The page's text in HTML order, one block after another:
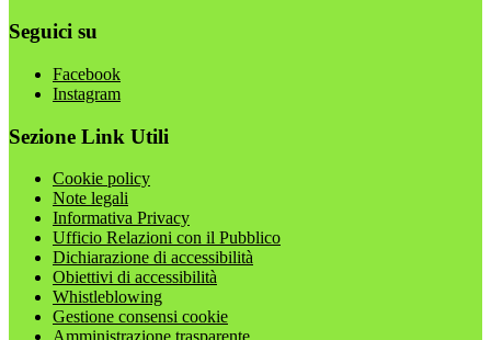
Seguici su
Facebook
Instagram
Sezione Link Utili
Cookie policy
Note legali
Informativa Privacy
Ufficio Relazioni con il Pubblico
Dichiarazione di accessibilità
Obiettivi di accessibilità
Whistleblowing
Gestione consensi cookie